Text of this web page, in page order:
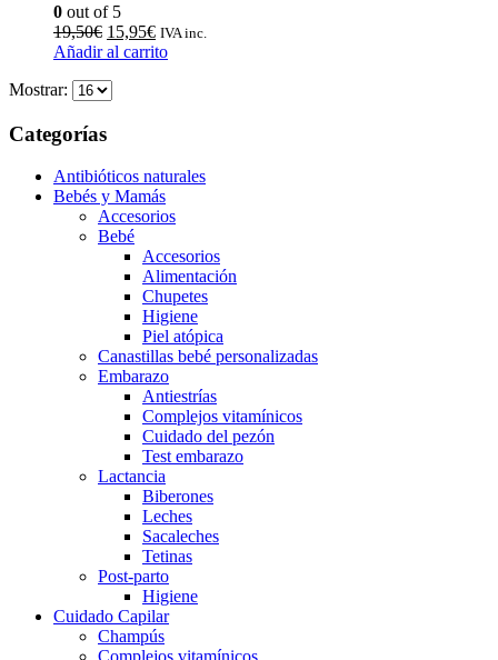
0 out of 5
19,50€ 15,95€ IVA inc.
Añadir al carrito
Mostrar:
Categorías
Antibióticos naturales
Bebés y Mamás
Accesorios
Bebé
Accesorios
Alimentación
Chupetes
Higiene
Piel atópica
Canastillas bebé personalizadas
Embarazo
Antiestrías
Complejos vitamínicos
Cuidado del pezón
Test embarazo
Lactancia
Biberones
Leches
Sacaleches
Tetinas
Post-parto
Higiene
Cuidado Capilar
Champús